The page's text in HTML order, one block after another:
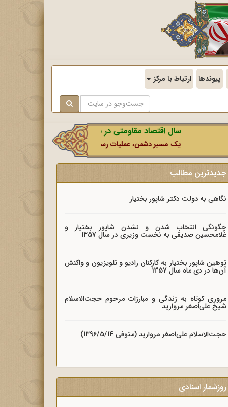
پیوندها ارتباط با مرکز
سال اقتصاد مقاومتی در سایه وحدت ملی و امنیت ملی.
یک مسیر دشمن، عملیات رسانه‌ای او است که در این ایام بطور
جدیدترین مطالب
نگاهی به دولت دکتر شاپور بختیار
چگونگی انتخاب شدن و نشدن شاپور بختیار و
غلامحسین صدیقی به نخست وزیری در سال 1357
توهین شاپور بختیار به کارکنان رادیو و تلویزیون و واکنش
آن‌ها در دی ماه سال 1357
مروری کوتاه به زندگی و مبارزات مرحوم حجت‌الاسلام
شیخ علی‌اصغر مروارید
حجت‌الاسلام علی‌اصغر مروارید (متوفی 1396/5/14)
روزشمار اسنادی